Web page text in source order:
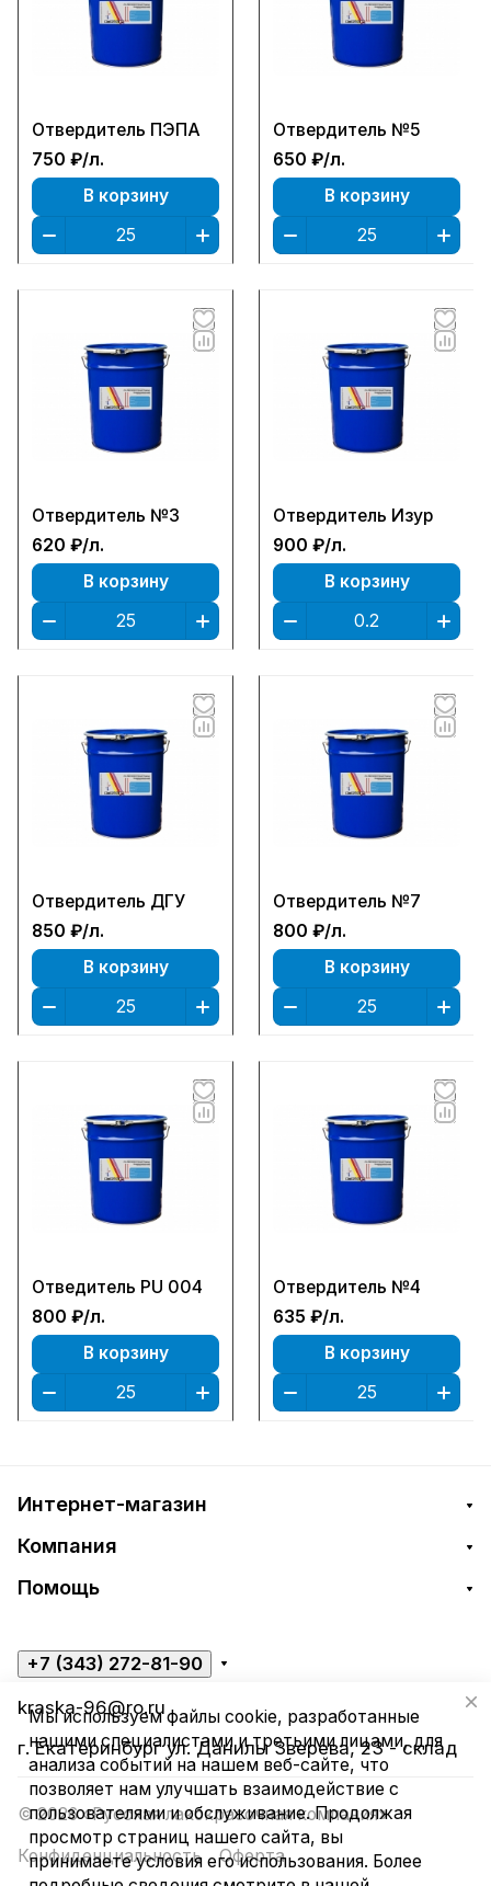
Отвердитель ПЭПА
750 ₽/л.
В корзину
Отвердитель №5
650 ₽/л.
В корзину
Отвердитель №3
620 ₽/л.
В корзину
Отвердитель Изур
900 ₽/л.
В корзину
Отвердитель ДГУ
850 ₽/л.
В корзину
Отвердитель №7
800 ₽/л.
В корзину
Отведитель PU 004
800 ₽/л.
В корзину
Отвердитель №4
635 ₽/л.
В корзину
Интернет-магазин
Компания
Помощь
+7 (343) 272-81-90
kraska-96@ro.ru
г. Екатеринбург ул. Данилы Зверева, 23 - склад
© 2026 «Русская лакокрасочная компания»
Конфиденциальность
Оферта
Мы используем файлы cookie, разработанные
нашими специалистами и третьими лицами, для
анализа событий на нашем веб-сайте, что
позволяет нам улучшать взаимодействие с
пользователями и обслуживание. Продолжая
просмотр страниц нашего сайта, вы
принимаете условия его использования. Более